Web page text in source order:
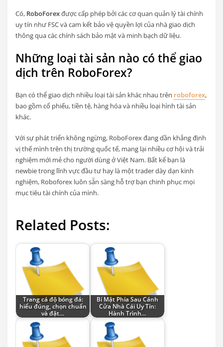
Có, RoboForexđược cấp phép bởi các cơ quan quản lý tài chính
uy tín như FSC và cam kết bảo vệ quyền lợi của nhà giao dịch
thông qua các chính sách bảo mật và minh bạch dữ liệu.
Những loại tài sản nào có thể giao
dịch trên RoboForex?
Bạn có thể giao dịch nhiều loại tài sản khác nhau trên roboforex,
bao gồm cổ phiếu, tiền tệ, hàng hóa và nhiều loại hình tài sản
khác.
Với sự phát triển không ngừng, RoboForex đang dần khẳng định
vị thế mình trên thị trường quốc tế, mang lại nhiều cơ hội và trải
nghiệm mới mẻ cho người dùng ở Việt Nam. Bất kể bạn là
newbie trong lĩnh vực đầu tư hay là một trader dày dạn kinh
nghiệm, Roboforex luôn sẵn sàng hỗ trợ bạn chinh phục mọi
mục tiêu tài chính của mình.
Related Posts:
Trang cá độ bóng đá:
hiểu đúng, chọn chuẩn
và đặt…
Bí Mật Phía Sau Cánh
Cửa Nhà Cái Uy Tín:
Hành Trình…